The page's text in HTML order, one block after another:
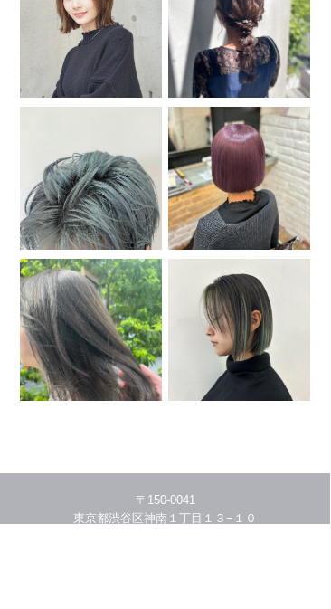
〒150-0041
東京都渋谷区神南１丁目１３−１０